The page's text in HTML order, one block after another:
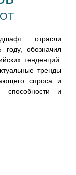
отрасли
году, обозначил
тенденций.
тренды
спроса и
способности и